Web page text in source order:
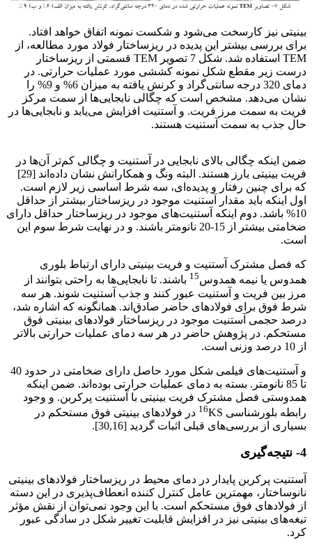
بینیتی نیز کارسخت می‌شود و شکست نمونه اتفاق خواهد افتاد.
برای بررسی بیشتر این پدیده در ریزساختار فولاد مورد مطالعه، از
TEM استفاده شد. شکل 7 تصویر TEM قسمتی از ریزساختار
درست زیر مقطع شکل نمونه کششی مورد عملیات حرارتی. در
دمای 320 درجه سانتی‌گراد و کرنش یافته به میزان 6% و 9% را
نشان می‌دهد. مشخص است که چگالی نابجایی‌ها از سمت مرکز
فریت به سمت مرز فریت. و آستنیت افزایش می‌یابد و نابجایی‌ها در
حال جذب به سمت آستنیت هستند.
ضمن اینکه چگالی بالای نابجایی در آستنیت و چگالی کم‌تر آن‌ها در
فریت بینیتی بارز هستند. البته ونگ و همکارانش نشان داده‌اند [29]
که برای چنین رفتار و پدیده‌ای، سه شرط اساسی زیر لازم است.
اول اینکه باید مقدار آستنیت موجود در ریزساختار بیشتر از حداقل
10% باشد. دوم اینکه آستنیت‌های موجود در ریزساختار حداقل دارای
ضخامتی بیشتر از 15-20 نانومتر باشند. و در نهایت شرط سوم این
است.
که فصل مشترک آستنیت و فریت بینیتی دارای ارتباط بلوری
همدوس یا نیمه همدوس15 باشند. تا نابجایی‌ها به راحتی بتوانند از
مرز بین فریت و آستنیت عبور کنند و جذب آستنیت شوند. هر سه
شرط فوق برای فولادهای حاضر صادق‌اند. همانگونه که اشاره شد،
درصد حجمی آستنیت موجود در ریزساختار فولادهای بینیتی فوق
مستحکم. در پژوهش حاضر در هر سه دمای عملیات حرارتی بالاتر
از 10 درصد وزنی است.
و آستنیت‌های فیلمی شکل مورد حاصل دارای ضخامتی در حدود 40
تا 85 نانومتر. بسته به دمای عملیات حرارتی بوده‌اند. ضمن اینکه
همدوستی فصل مشترک فریت بینیتی با آستنیت پرکربن. و وجود
رابطه بلورشناسی
16 KS در فولادهای بینیتی فوق مستحکم در
بسیاری از بررسی‌های قبلی اثبات گردید [30,16].
4- نتیجه‌گیری
آستنیت پرکربن پایدار در دمای محیط در ریزساختار فولادهای بینیتی
نانوساختار، مهمترین عامل کنترل کننده انعطاف‌پذیری در این دسته
از فولادهای فوق مستحکم است. با این وجود نمی‌توان از نقش مؤثر
تیغه‌های بینیتی نیز در افزایش قابلیت تغییر شکل در سادگی عبور
کرد.